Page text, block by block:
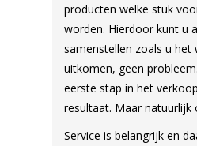
producten welke stuk
worden. Hierdoor kunt u
samenstellen zoals u
uitkomen, geen
eerste stap in het
resultaat. Maar natuurlijk
Service is belangrijk en